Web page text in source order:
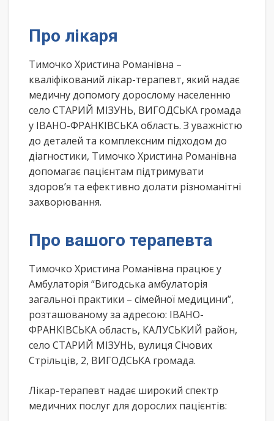
Про лікаря
Тимочко Христина Романівна –
кваліфікований лікар-терапевт, який надає
медичну допомогу дорослому населенню
село СТАРИЙ МІЗУНЬ, ВИГОДСЬКА громада
у ІВАНО-ФРАНКІВСЬКА область. З уважністю
до деталей та комплексним підходом до
діагностики, Тимочко Христина Романівна
допомагає пацієнтам підтримувати
здоров’я та ефективно долати різноманітні
захворювання.
Про вашого терапевта
Тимочко Христина Романівна працює у
Амбулаторія “Вигодська амбулаторія
загальної практики – сімейної медицини”,
розташованому за адресою: ІВАНО-
ФРАНКІВСЬКА область, КАЛУСЬКИЙ район,
село СТАРИЙ МІЗУНЬ, вулиця Січових
Стрільців, 2, ВИГОДСЬКА громада.
Лікар-терапевт надає широкий спектр
медичних послуг для дорослих пацієнтів: